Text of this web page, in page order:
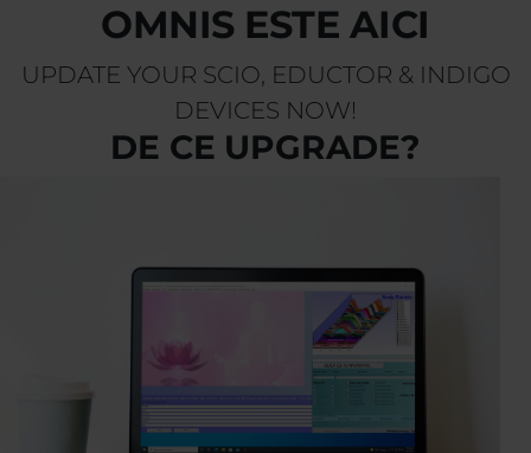
OMNIS ESTE AICI
UPDATE YOUR SCIO, EDUCTOR & INDIGO
DEVICES NOW!
DE CE UPGRADE?